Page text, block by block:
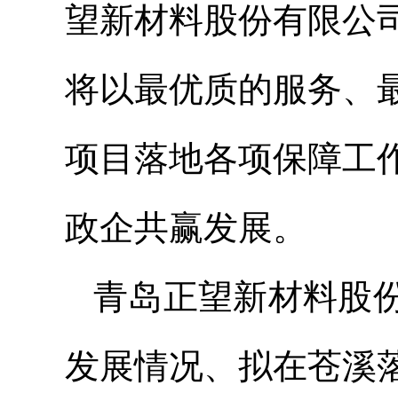
望新材料股份有限公
将以最优质的服务、
项目落地各项保障工
政企共赢发展。
青岛正望新材料股
发展情况、拟在苍溪